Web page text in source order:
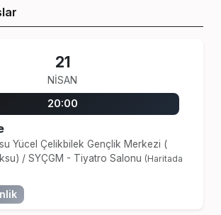
21
NISAN
20:00
Yücel Çelikbilek Gençlik Merkezi (
/ SYÇGM - Tiyatro Salonu (Haritada